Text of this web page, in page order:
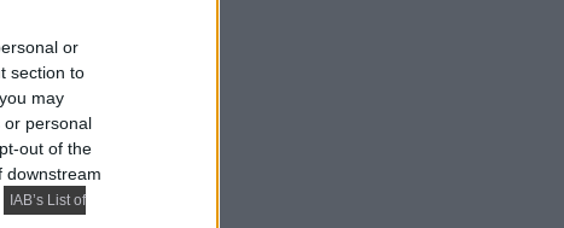
or
section to
may
or personal
out of the
downstream
IAB’s List of